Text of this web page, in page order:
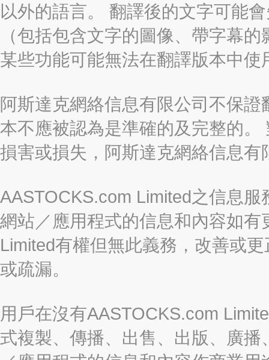
以外的語言。 翻譯後的文字可能
（包括包含文字的圖像、帶字幕
某些功能可能無法在翻譯版本中使
阿斯達克網絡信息有限公司不保
本不應被認為是準確的及完整的
損害或損失，阿斯達克網絡信息
AASTOCKS.com Limited之信息
網站／應用程式的信息和內容如
Limited有權但無此義務，改善或
或疏漏。
用戶在沒有AASTOCKS.com
式複製、傳播、出售、出版、廣